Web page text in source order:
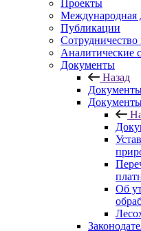
Проекты
Международная
Публикации
Аналитические
Документы
Назад
Об